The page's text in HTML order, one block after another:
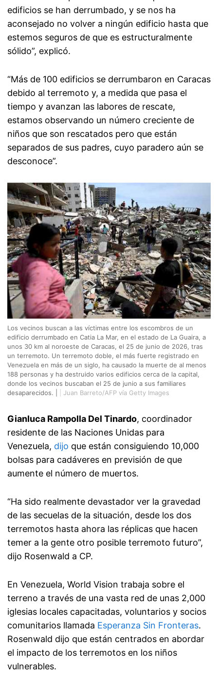
edificios se han derrumbado, y se nos ha
aconsejado no volver a ningún edificio hasta que
estemos seguros de que es estructuralmente
sólido”, explicó.
“Más de 100 edificios se derrumbaron en Caracas
debido al terremoto y, a medida que pasa el
tiempo y avanzan las labores de rescate,
estamos observando un número creciente de
niños que son rescatados pero que están
separados de sus padres, cuyo paradero aún se
desconoce”.
Los vecinos buscan a las víctimas entre los escombros de un
edificio derrumbado en Catia La Mar, en el estado de La Guaira, a
unos 30 km al noroeste de Caracas, el 25 de junio de 2026, tras
un terremoto. Un terremoto doble, el más fuerte registrado en
Venezuela en más de un siglo, ha causado la muerte de al menos
188 personas y ha destruido varios edificios cerca de la capital,
donde los vecinos buscaban el 25 de junio a sus familiares
desaparecidos. |
Juan Barreto/AFP vía Getty Images
Gianluca Rampolla Del Tinardo, coordinador
residente de las Naciones Unidas para
Venezuela, dijo que están consiguiendo 10,000
bolsas para cadáveres en previsión de que
aumente el número de muertos.
“Ha sido realmente devastador ver la gravedad
de las secuelas de la situación, desde los dos
terremotos hasta ahora las réplicas que hacen
temer a la gente otro posible terremoto futuro”,
dijo Rosenwald a CP.
En Venezuela, World Vision trabaja sobre el
terreno a través de una vasta red de unas 2,000
iglesias locales capacitadas, voluntarios y socios
comunitarios llamada Esperanza Sin Fronteras.
Rosenwald dijo que están centrados en abordar
el impacto de los terremotos en los niños
vulnerables.